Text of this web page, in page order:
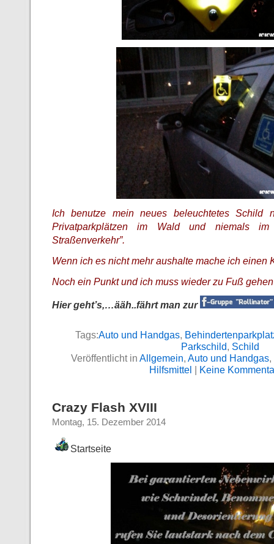
Ich benutze mein neues beleuchtetes Schild
Privatparkplätzen im Wald und niemals im
Straßenverkehr”.
Wenn ich es nicht mehr aushalte mache ich einen
Noch ein Punkt und ich muss wieder zu Fuß
Hier geht’s,…ääh..fährt man zur
Tags:Auto und Handgas,
Parkschild, Schild
Veröffentlicht in Allgemein, Auto und Handgas,
Hilfsmittel | Keine
Crazy Flash XVIII
Montag, 15. Dezember 2014
Startseite